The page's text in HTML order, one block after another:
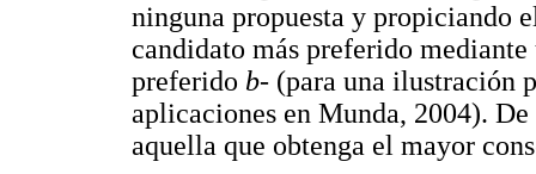
ninguna propuesta y propiciando
candidato más preferido
preferido b- (para una ilustración
aplicaciones en Munda, 2004).
aquella que obtenga el mayor